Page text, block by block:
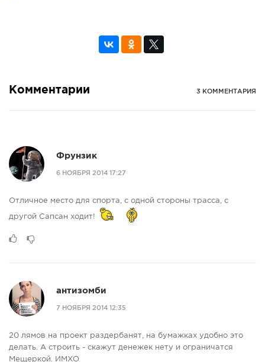
Комментарии 3 КОММЕНТАРИЯ
Фрунзик
6 НОЯБРЯ 2014 17:27
Отличное место для спорта, с одной стороны трасса, с
другой Сапсан ходит!
антизомби
7 НОЯБРЯ 2014 12:35
20 лямов на проект раздербанят, на бумажках удобно это
делать. А строить - скажут денежек нету и ограничатся
Мещеркой. ИМХО